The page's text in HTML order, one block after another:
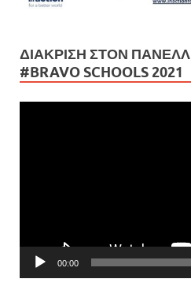
ΔΙΆΚΡΙΣΗ ΣΤΟΝ
#BRAVO SCHOOLS 2021
00:00